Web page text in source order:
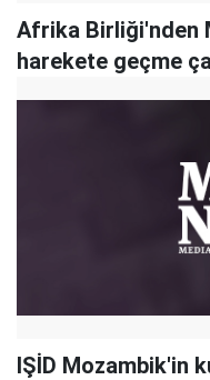
Afrika Birliği'nden
harekete geçme
IŞİD Mozambik'in